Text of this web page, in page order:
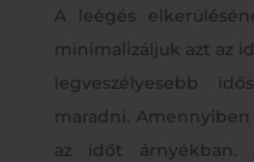
A leégés
minimalizáljuk azt az
legveszélyesebb
maradni.
az időt